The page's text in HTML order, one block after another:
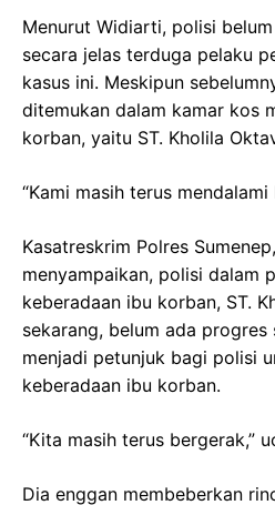
Menurut Widiarti, polisi
secara jelas terduga pelaku
kasus ini. Meskipun
ditemukan dalam kamar kos
korban, yaitu ST. Kholila
“Kami masih terus mendalami
Kasatreskrim Polres
menyampaikan, polisi dalam
keberadaan ibu korban, ST.
sekarang, belum ada
menjadi petunjuk bagi polisi
keberadaan ibu korban.
“Kita masih terus bergerak,”
Dia enggan membeberkan